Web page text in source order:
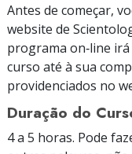
Antes de começar,
website de
programa on‑line
curso até à sua
providenciados no
Duração do
4 a 5 horas. Pode